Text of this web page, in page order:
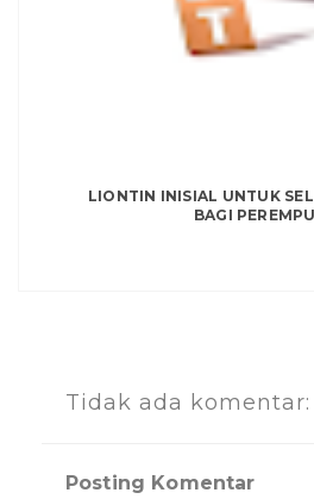
LIONTIN INISIAL UNTUK
BAGI
Tidak ada komentar:
Posting Komentar